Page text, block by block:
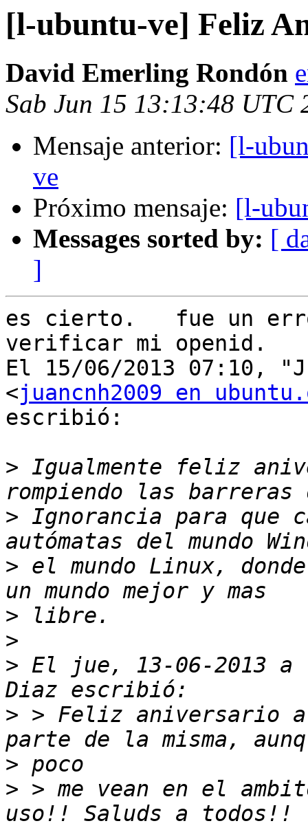
[l-ubuntu-ve] Feliz
David Emerling Rondón
Sab Jun 15 13:13:48 UTC
Mensaje anterior: [l-
ve
Próximo mensaje: [l-
Messages sorted by: [
]
es cierto.   fue un
verificar mi openid.
El 15/06/2013 07:10,
<juancnh2009 en
escribió:
> Igualmente feliz
> Ignorancia para que
> el mundo Linux,
>
>
> El jue, 13-06-2013 a
> > Feliz aniversario a
>
> > me vean en el